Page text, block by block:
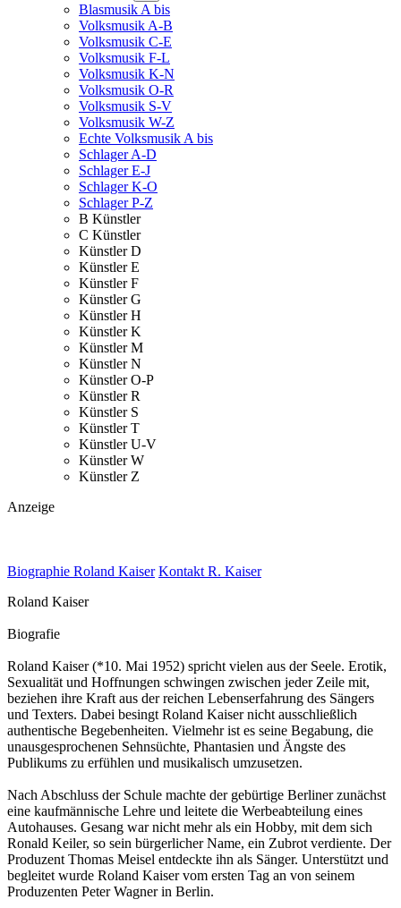
Blasmusik A bis
Volksmusik A-B
Volksmusik C-E
Volksmusik F-L
Volksmusik K-N
Volksmusik O-R
Volksmusik S-V
Volksmusik W-Z
Echte Volksmusik A bis
Schlager A-D
Schlager E-J
Schlager K-O
Schlager P-Z
B Künstler
C Künstler
Künstler D
Künstler E
Künstler F
Künstler G
Künstler H
Künstler K
Künstler M
Künstler N
Künstler O-P
Künstler R
Künstler S
Künstler T
Künstler U-V
Künstler W
Künstler Z
Anzeige
Biographie Roland Kaiser Kontakt R. Kaiser
Roland Kaiser
Biografie
Roland Kaiser (*10. Mai 1952) spricht vielen aus der Seele. Erotik,
Sexualität und Hoffnungen schwingen zwischen jeder Zeile mit,
beziehen ihre Kraft aus der reichen Lebenserfahrung des Sängers
und Texters. Dabei besingt Roland Kaiser nicht ausschließlich
authentische Begebenheiten. Vielmehr ist es seine Begabung, die
unausgesprochenen Sehnsüchte, Phantasien und Ängste des
Publikums zu erfühlen und musikalisch umzusetzen.
Nach Abschluss der Schule machte der gebürtige Berliner zunächst
eine kaufmännische Lehre und leitete die Werbeabteilung eines
Autohauses. Gesang war nicht mehr als ein Hobby, mit dem sich
Ronald Keiler, so sein bürgerlicher Name, ein Zubrot verdiente. Der
Produzent Thomas Meisel entdeckte ihn als Sänger. Unterstützt und
begleitet wurde Roland Kaiser vom ersten Tag an von seinem
Produzenten Peter Wagner in Berlin.